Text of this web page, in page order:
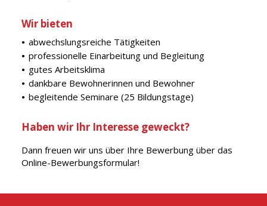
Wir bieten
abwechslungsreiche Tätigkeiten
professionelle Einarbeitung und Begleitung
gutes Arbeitsklima
dankbare Bewohnerinnen und Bewohner
begleitende Seminare (25 Bildungstage)
Haben wir Ihr Interesse geweckt?
Dann freuen wir uns über Ihre Bewerbung über das
Online-Bewerbungsformular!